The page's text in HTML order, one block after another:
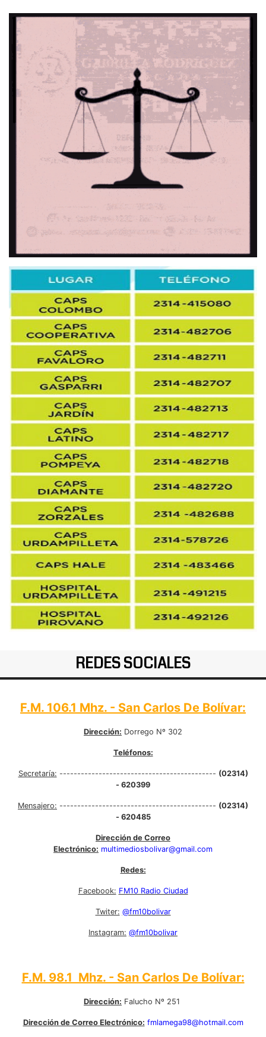
REDES SOCIALES
F.M. 106.1 Mhz. - San Carlos De Bolívar:
Dirección: Dorrego Nº 302
Teléfonos:
Secretaría: -------------------------------------------- (02314)
- 620399
Mensajero: -------------------------------------------- (02314)
- 620485
Dirección de Correo
Electrónico: multimediosbolivar@gmail.com
Redes:
Facebook: FM10 Radio Ciudad
Twiter: @fm10bolivar
Instagram: @fm10bolivar
F.M. 98.1 Mhz. - San Carlos De Bolívar:
Dirección: Falucho Nº 251
Dirección de Correo Electrónico: fmlamega98@hotmail.com